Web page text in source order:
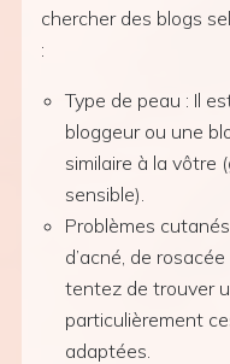
chercher des blogs
:
Type de peau : Il
bloggeur ou une
similaire à la vôtre
sensible).
Problèmes
d’acné, de
tentez de trouver
particulièrement
adaptées.